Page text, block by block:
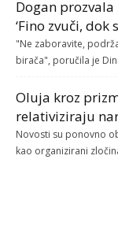
Dogan
‘Fino zvuči, dok
"Ne zaboravite,
birača", poručila je
Oluja kroz
relativiziraju
Novosti su ponovno
kao organizirani